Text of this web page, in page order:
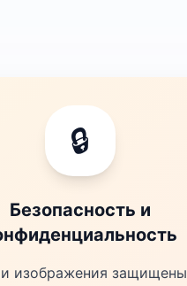
🔒
Безопасность и
изображения защищены